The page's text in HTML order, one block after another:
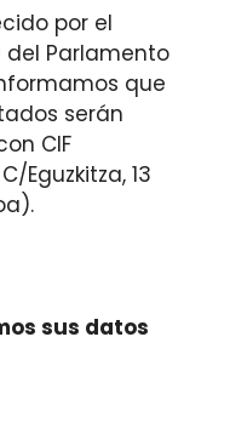
por el
del Parlamento
que
serán
CIF
Eguzkitza, 13
sus datos